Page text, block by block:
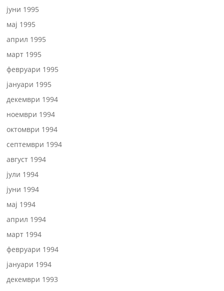
јуни 1995
мај 1995
април 1995
март 1995
февруари 1995
јануари 1995
декември 1994
ноември 1994
октомври 1994
септември 1994
август 1994
јули 1994
јуни 1994
мај 1994
април 1994
март 1994
февруари 1994
јануари 1994
декември 1993